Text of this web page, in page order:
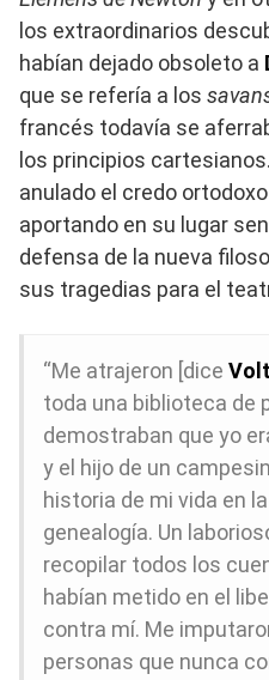
los extraordinarios
habían dejado obsoleto a
que se refería a los
francés todavía se
los principios
anulado el credo
aportando en su lugar
defensa de la nueva
sus tragedias para el
“Me atrajeron [dice
toda una biblioteca de
demostraban que yo
y el hijo de un
historia de mi vida en
genealogía. Un
recopilar todos los
habían metido en el
contra mí. Me
personas que nunca